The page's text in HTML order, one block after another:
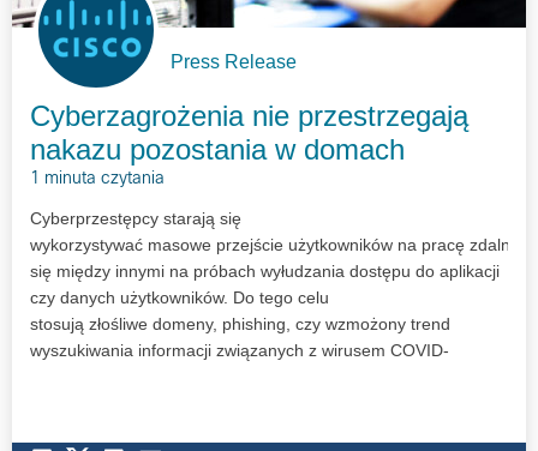
Press Release
Cyberzagrożenia nie przestrzegają
nakazu pozostania w domach
1 minuta czytania
Cyberprzestępcy starają się
wykorzystywać masowe przejście użytkowników na pracę zdalną,
się między innymi na próbach wyłudzania dostępu do aplikacji
czy danych użytkowników. Do tego celu
stosują złośliwe domeny, phishing, czy wzmożony trend
wyszukiwania informacji związanych z wirusem COVID-